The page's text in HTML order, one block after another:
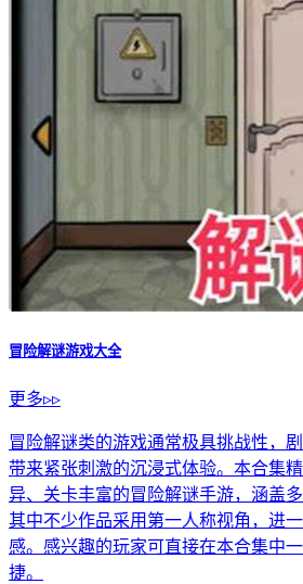
冒险解谜游戏大全
更多▹▹
冒险解谜类的游戏通常极具挑战性，
带来紧张刺激的沉浸式体验。本合集
异、关卡丰富的冒险解谜手游，涵盖
其中不少作品采用第一人称视角，进
感。感兴趣的玩家可直接在本合集中
捷。